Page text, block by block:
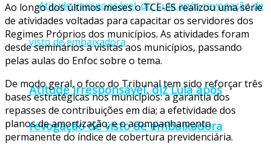
Atitude irresponsável, diz Lula após
revogação de visto de embaixadora
Ao longo dos últimos meses o TCE-ES realizou uma série
de atividades voltadas para capacitar os servidores dos
Regimes Próprios dos municípios. As atividades foram
desde seminários a visitas aos municípios, passando
pelas aulas do Enfoc sobre o tema.
De modo geral, o foco do Tribunal tem sido reforçar três
bases estratégicas nos municípios: a garantia dos
repasses de contribuições em dia; a efetividade dos
planos de amortização; e o acompanhamento
permanente do índice de cobertura previdenciária.